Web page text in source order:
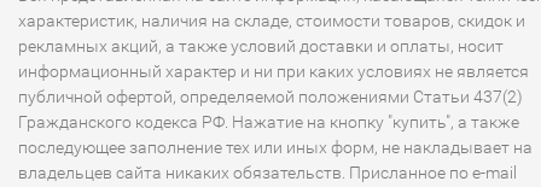
характеристик, наличия на складе, стоимости товаров, скидок и
рекламных акций, а также условий доставки и оплаты, носит
информационный характер и ни при каких условиях не является
публичной офертой, определяемой положениями Статьи 437(2)
Гражданского кодекса РФ. Нажатие на кнопку "купить", а также
последующее заполнение тех или иных форм, не накладывает на
владельцев сайта никаких обязательств. Присланное по e-mail